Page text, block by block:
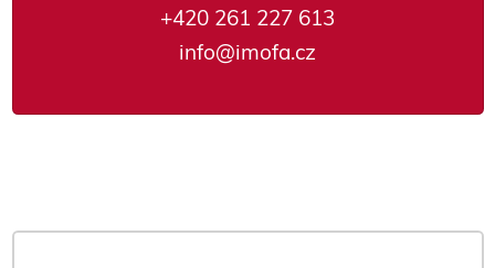
+420 261 227 613
info@imofa.cz